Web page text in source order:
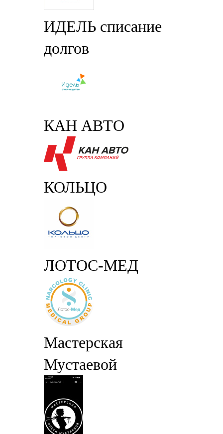
ИДЕЛЬ списание
долгов
КАН АВТО
КОЛЬЦО
ЛОТОС-МЕД
Мастерская
Мустаевой